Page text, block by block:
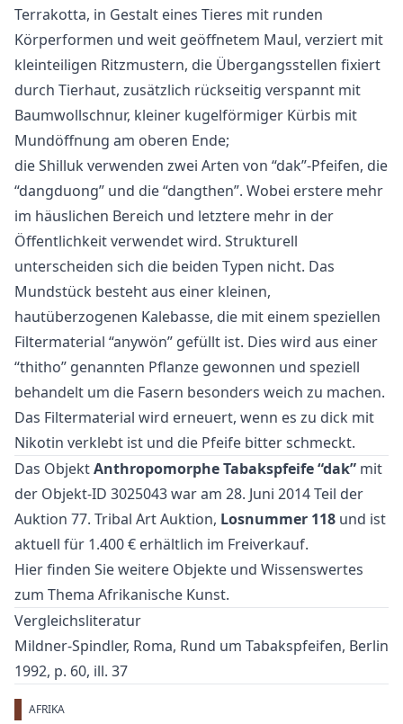
Terrakotta, in Gestalt eines Tieres mit runden
Körperformen und weit geöffnetem Maul, verziert mit
kleinteiligen Ritzmustern, die Übergangsstellen fixiert
durch Tierhaut, zusätzlich rückseitig verspannt mit
Baumwollschnur, kleiner kugelförmiger Kürbis mit
Mundöffnung am oberen Ende;
die Shilluk verwenden zwei Arten von “dak”-Pfeifen, die
“dangduong” und die “dangthen”. Wobei erstere mehr
im häuslichen Bereich und letztere mehr in der
Öffentlichkeit verwendet wird. Strukturell
unterscheiden sich die beiden Typen nicht. Das
Mundstück besteht aus einer kleinen,
hautüberzogenen Kalebasse, die mit einem speziellen
Filtermaterial “anywön” gefüllt ist. Dies wird aus einer
“thitho” genannten Pflanze gewonnen und speziell
behandelt um die Fasern besonders weich zu machen.
Das Filtermaterial wird erneuert, wenn es zu dick mit
Nikotin verklebt ist und die Pfeife bitter schmeckt.
Das ObjektAnthropomorphe Tabakspfeife “dak” mit
der Objekt-ID 3025043 war am 28. Juni 2014 Teil der
Auktion 77. Tribal Art Auktion, Losnummer 118 und ist
aktuell für 1.400 € erhältlich im Freiverkauf.
Hier finden Sie weitere Objekte und Wissenswertes
zum Thema Afrikanische Kunst.
Vergleichsliteratur
Mildner-Spindler, Roma, Rund um Tabakspfeifen, Berlin
1992, p. 60, ill. 37
AFRIKA